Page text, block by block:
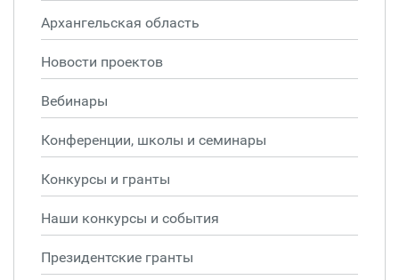
Архангельская область
Новости проектов
Вебинары
Конференции, школы и семинары
Конкурсы и гранты
Наши конкурсы и события
Президентские гранты